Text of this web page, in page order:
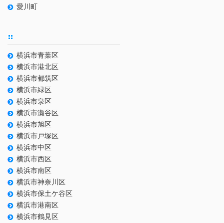
愛川町
横浜市青葉区
横浜市港北区
横浜市都筑区
横浜市緑区
横浜市泉区
横浜市瀬谷区
横浜市旭区
横浜市戸塚区
横浜市中区
横浜市西区
横浜市南区
横浜市神奈川区
横浜市保土ケ谷区
横浜市港南区
横浜市鶴見区